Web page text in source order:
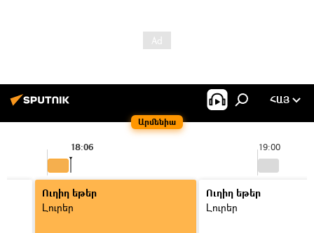
Արմենիա
ՀԱՅ
19:00
18:06
Ուղիղ եթեր
Լուրեր
Ուղիղ եթեր
Լուրեր